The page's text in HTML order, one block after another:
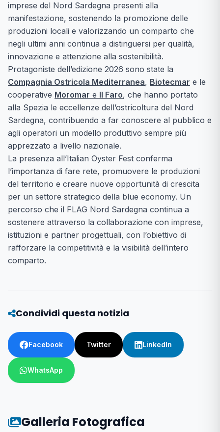
imprese del Nord Sardegna presenti alla
manifestazione, sostenendo la promozione delle
produzioni locali e valorizzando un comparto che
negli ultimi anni continua a distinguersi per qualità,
innovazione e attenzione alla sostenibilità.
Protagoniste dell’edizione 2026 sono state la
Compagnia Ostricola Mediterranea, Biotecmar e le
cooperative Moromar e Il Faro, che hanno portato
alla Spezia le eccellenze dell’ostricoltura del Nord
Sardegna, contribuendo a far conoscere al pubblico e
agli operatori un modello produttivo sempre più
apprezzato a livello nazionale.
La presenza all’Italian Oyster Fest conferma
l’importanza di fare rete, promuovere le produzioni
del territorio e creare nuove opportunità di crescita
per un settore strategico della blue economy. Un
percorso che il FLAG Nord Sardegna continua a
sostenere attraverso la collaborazione con imprese,
istituzioni e partner progettuali, con l’obiettivo di
rafforzare la competitività e la visibilità dell’intero
comparto.
Condividi questa notizia
Facebook Twitter LinkedIn
WhatsApp
Galleria Fotografica